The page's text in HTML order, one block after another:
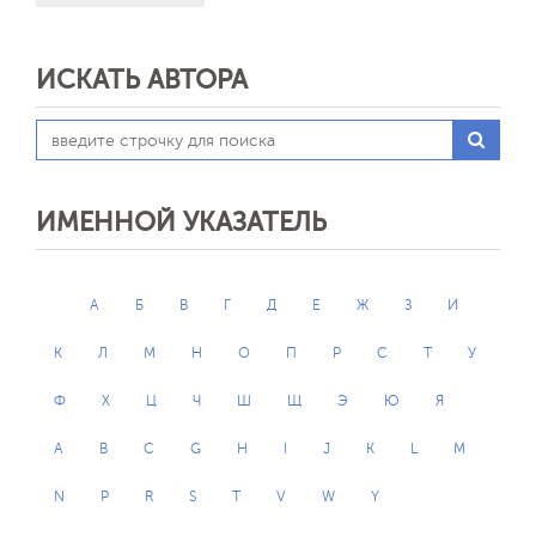
ИСКАТЬ АВТОРА
ИМЕННОЙ УКАЗАТЕЛЬ
А Б В Г Д Е Ж З И
К Л М Н О П Р С Т У
Ф Х Ц Ч Ш Щ Э Ю Я
A B C G H J K L M
N P R S T V W Y